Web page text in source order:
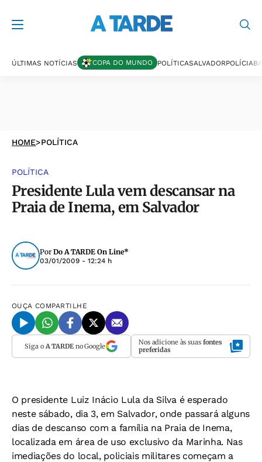
ÚLTIMAS NOTÍCIAS COPA DO MUNDO POLÍTICASALVADORPOLÍCIA
HOME>POLÍTICA
POLÍTICA
Presidente Lula vem descansar na
Praia de Inema, em Salvador
Por Do A TARDE On Line*
03/01/2009 - 12:24 h
OUÇA COMPARTILHE
Siga o A TARDEno Google Nos adicione às suas fontes
preferidas
O presidente Luiz Inácio Lula da Silva é esperado
neste sábado, dia 3, em Salvador, onde passará alguns
dias de descanso com a família na Praia de Inema,
localizada em área de uso exclusivo da Marinha. Nas
imediações do local, policiais militares começam a